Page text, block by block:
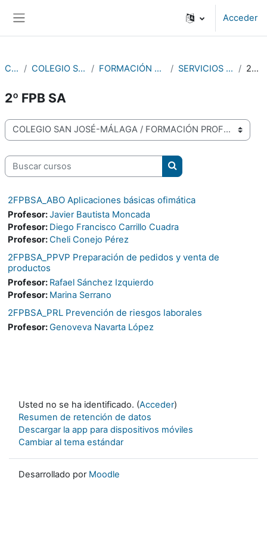
Acceder
Cursos COLEGIO SAN JOSÉ-MÁLAGA FORMACIÓN PROFESIONAL BÁSICA SERVICIOS ADMINISTRATIVOS 2º FPB SA
2º FPB SA
Categorías
Buscar cursos
Buscar cursos
2FPBSA_ABO Aplicaciones básicas ofimática
Profesor:Javier Bautista Moncada
Profesor: Diego Francisco Carrillo Cuadra
Profesor:Cheli Conejo Pérez
2FPBSA_PPVP Preparación de pedidos y venta de
productos
Profesor: Rafael Sánchez Izquierdo
Profesor: Marina Serrano
2FPBSA_PRL Prevención de riesgos laborales
Profesor:Genoveva Navarta López
Usted no se ha identificado. (Acceder)
Resumen de retención de datos
Descargar la app para dispositivos móviles
Cambiar al tema estándar
Desarrollado por Moodle